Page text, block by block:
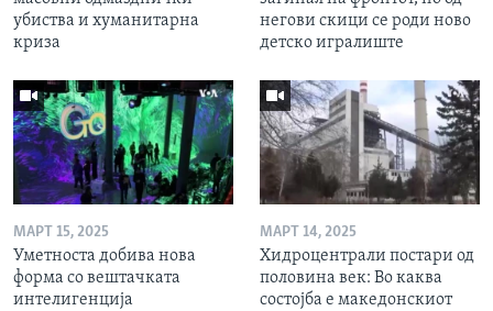
убиства и хуманитарна
криза
негови скици се роди ново
детско игралиште
МАРТ 15, 2025
Уметноста добива нова
форма со вештачката
интелигенција
МАРТ 14, 2025
Хидроцентрали постари од
половина век: Во каква
состојба е македонскиот